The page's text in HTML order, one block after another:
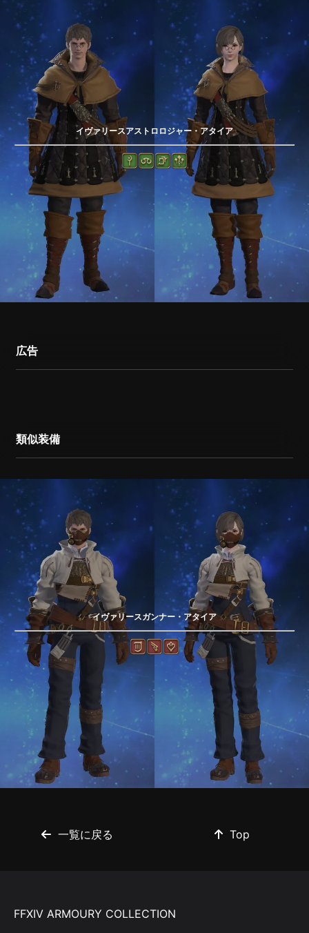
イヴァリースアストロロジャー・アタイア
広告
類似装備
イヴァリースガンナー・アタイア
一覧に戻る Top
FFXIV ARMOURY COLLECTION